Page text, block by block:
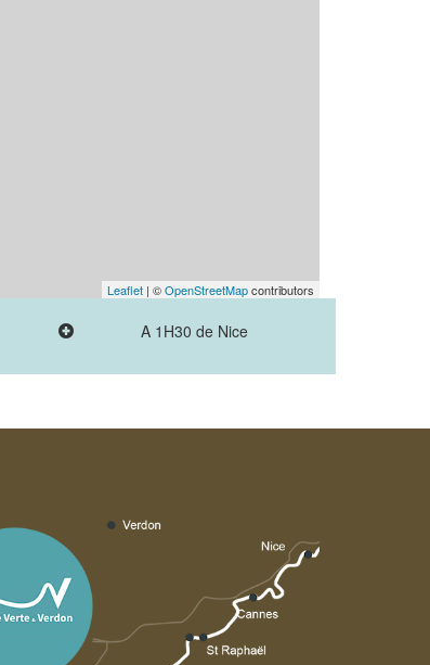
Leaflet | ©OpenStreetMapcontributors
A 1H30 de Nice